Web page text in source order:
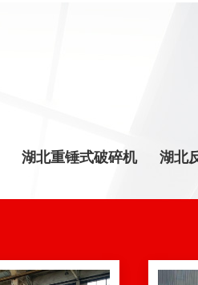
湖北重锤式破碎机 湖北